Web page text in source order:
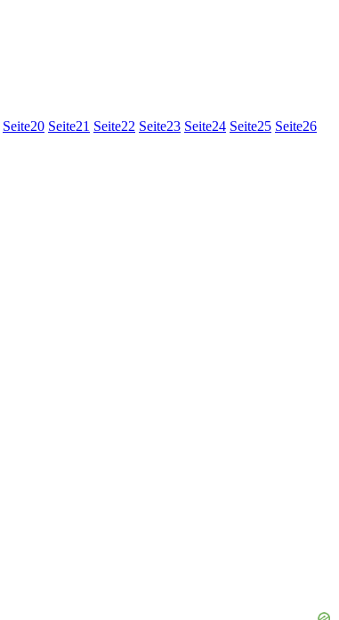
Seite20 Seite21 Seite22 Seite23 Seite24 Seite25 Seite26